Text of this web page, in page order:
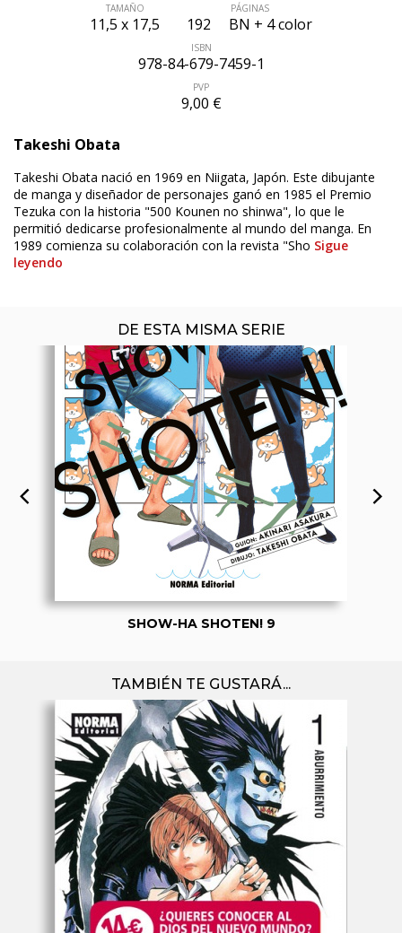
TAMAÑO
11,5 x 17,5
PÁGINAS
192 BN + 4 color
ISBN
978-84-679-7459-1
PVP
9,00 €
Takeshi Obata
Takeshi Obata nació en 1969 en Niigata, Japón. Este dibujante
de manga y diseñador de personajes ganó en 1985 el Premio
Tezuka con la historia "500 Kounen no shinwa", lo que le
permitió dedicarse profesionalmente al mundo del manga. En
1989 comienza su colaboración con la revista "Sho Sigue
leyendo
DE ESTA MISMA SERIE
SHOW-HA SHOTEN! 9
TAMBIÉN TE GUSTARÁ...